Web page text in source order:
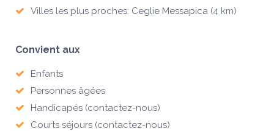
Villes les plus proches: Ceglie Messapica (4 km)
Convient aux
Enfants
Personnes âgées
Handicapés (contactez-nous)
Courts séjours (contactez-nous)